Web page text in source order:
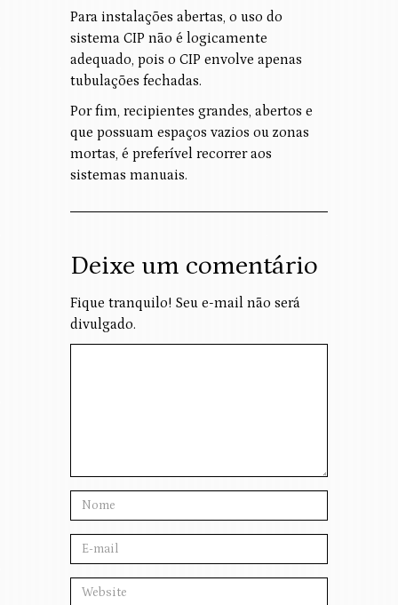
Para instalações abertas, o uso do
sistema CIP não é logicamente
adequado, pois o CIP envolve apenas
tubulações fechadas.
Por fim, recipientes grandes, abertos e
que possuam espaços vazios ou zonas
mortas, é preferível recorrer aos
sistemas manuais.
Deixe um comentário
Fique tranquilo! Seu e-mail não será
divulgado.